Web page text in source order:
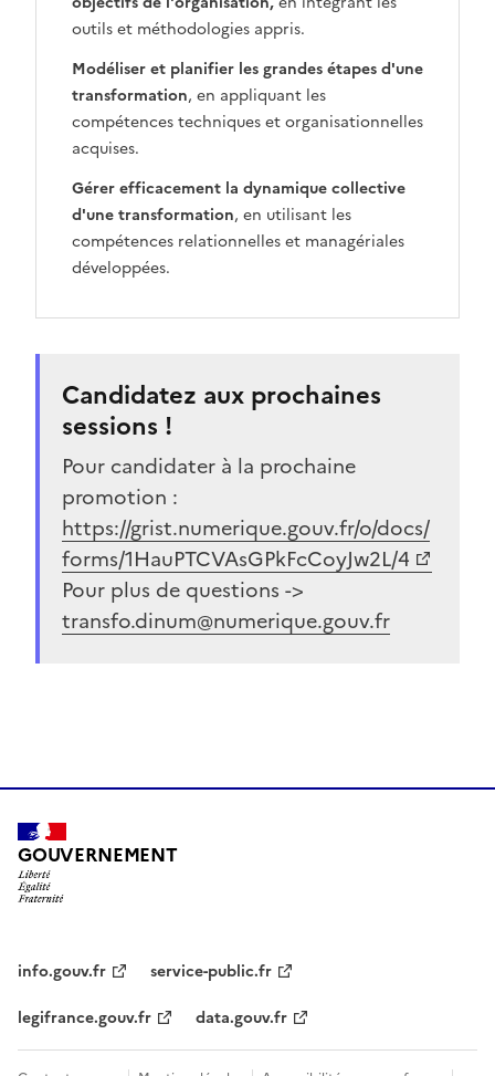
outils et méthodologies appris.
Modéliser et planifier les grandes étapes d'une
transformation, en appliquant les
compétences techniques et organisationnelles
acquises.
Gérer efficacement la dynamique collective
d'une transformation, en utilisant les
compétences relationnelles et managériales
développées.
Candidatez aux prochaines
sessions !
Pour candidater à la prochaine
promotion :
(Ouvre une nouvelle fenêtre)
https://grist.numerique.gouv.fr/o/docs/
forms/1HauPTCVAsGPkFcCoyJw2L/4
Pour plus de questions ->
transfo.dinum@numerique.gouv.fr
GOUVERNEMENT
info.gouv.fr
service-public.fr
legifrance.gouv.fr
data.gouv.fr